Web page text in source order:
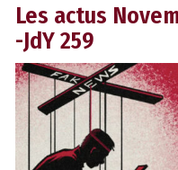
Les actus
-JdY 259